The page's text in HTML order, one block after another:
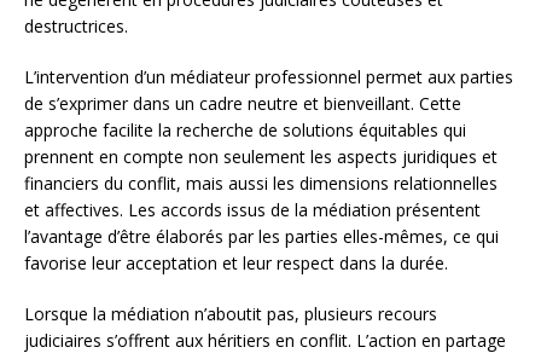
destructrices.
L’intervention d’un médiateur professionnel permet aux parties
de s’exprimer dans un cadre neutre et bienveillant. Cette
approche facilite la recherche de solutions équitables qui
prennent en compte non seulement les aspects juridiques et
financiers du conflit, mais aussi les dimensions relationnelles
et affectives. Les accords issus de la médiation présentent
l’avantage d’être élaborés par les parties elles-mêmes, ce qui
favorise leur acceptation et leur respect dans la durée.
Lorsque la médiation n’aboutit pas, plusieurs recours
judiciaires s’offrent aux héritiers en conflit. L’action en partage